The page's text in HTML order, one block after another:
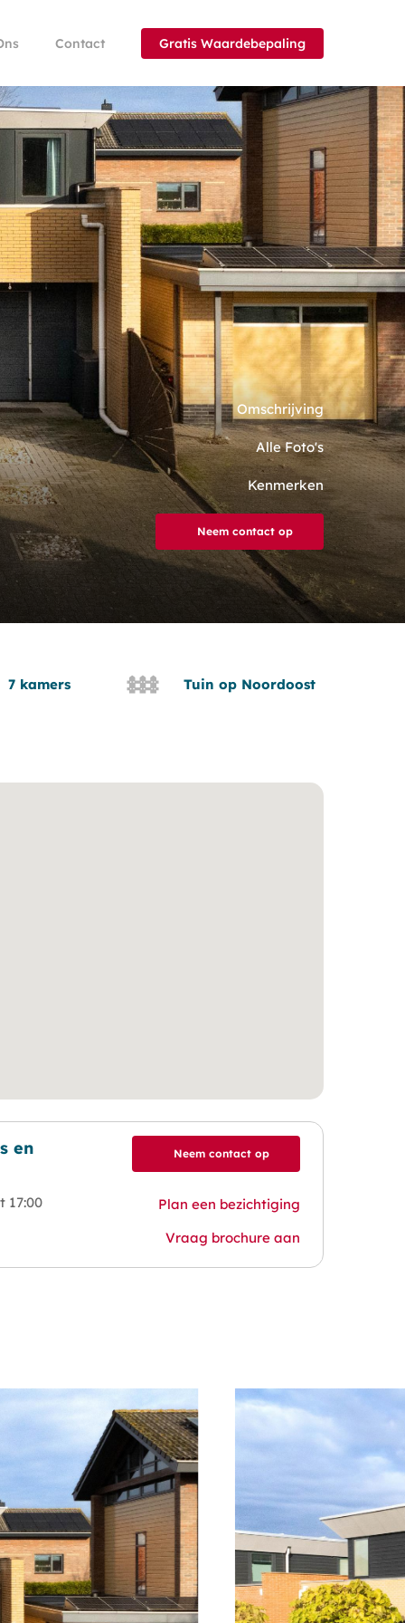
Contact Gratis Waardebepaling
Omschrijving
Alle Foto's
Kenmerken
Neem contact op
7 kamers Tuin op Noordoost
en
17:00
Neem contact op
Plan een bezichtiging
Vraag brochure aan